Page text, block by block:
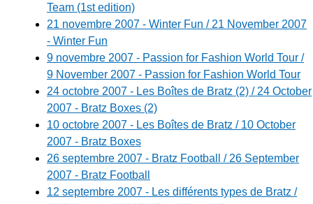
Team (1st edition)
21 novembre 2007 - Winter Fun / 21 November 2007
- Winter Fun
9 novembre 2007 - Passion for Fashion World Tour /
9 November 2007 - Passion for Fashion World Tour
24 octobre 2007 - Les Boîtes de Bratz (2) / 24 October
2007 - Bratz Boxes (2)
10 octobre 2007 - Les Boîtes de Bratz / 10 October
2007 - Bratz Boxes
26 septembre 2007 - Bratz Football / 26 September
2007 - Bratz Football
12 septembre 2007 - Les différents types de Bratz /